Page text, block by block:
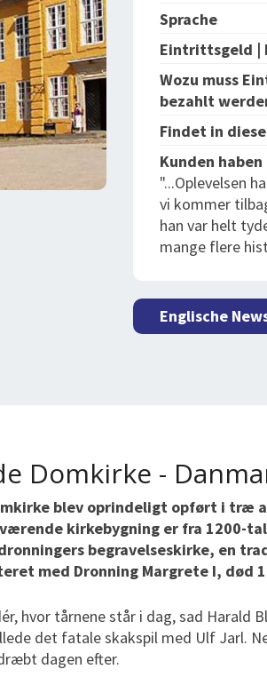
Sprache
Eintrittsgeld |
Wozu muss
bezahlt
Findet in
Kunden
"...Oplevelsen
vi kommer
han var helt
mange flere
Englische
Domkirke -
blev oprindeligt opført i træ
kirkebygning er fra 1200-
begravelseskirke, en
med Dronning Margrete I, død
hvor tårnene står i dag, sad Harald
det fatale skakspil med Ulf Jarl.
dagen efter.